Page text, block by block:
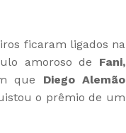
ficaram ligados na
amoroso de Fani,
que Diego Alemão
o prêmio de um